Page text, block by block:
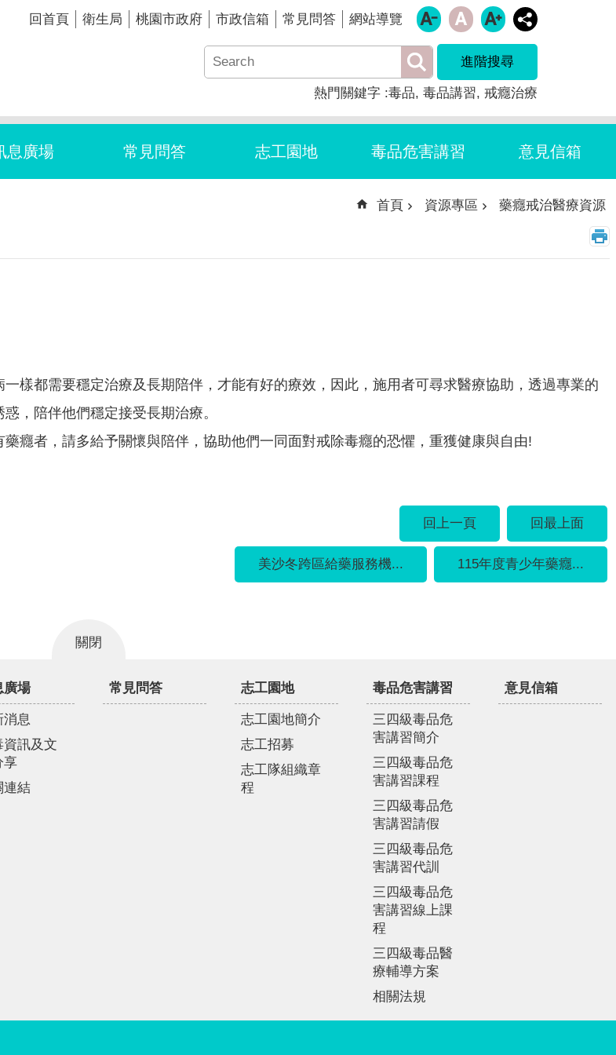
回首頁 衛生局 桃園市政府 市政信箱 常見問答 網站導覽
進階搜尋
熱門關鍵字 毒品 毒品講習 戒癮治療
息廣場 常見問答 志工園地 毒品危害講習 意見信箱
首頁 資源專區 藥癮戒治醫療資源
樣都需要穩定治療及長期陪伴，才能有好的療效，因此，施用者可尋求醫療協助，透過專業的
，陪伴他們穩定接受長期治療。
癮者，請多給予關懷與陪伴，協助他們一同面對戒除毒癮的恐懼，重獲健康與自由!
回上一頁
回最上面
美沙冬跨區給藥服務機... 115年度青少年藥癮...
關閉
廣場
消息
資訊及文
享
連結
常見問答 志工園地
志工園地簡介
志工招募
志工隊組織章
程
毒品危害講習
三四級毒品危
害講習簡介
三四級毒品危
害講習課程
三四級毒品危
害講習請假
三四級毒品危
害講習代訓
三四級毒品危
害講習線上課
程
三四級毒品醫
療輔導方案
相關法規
意見信箱